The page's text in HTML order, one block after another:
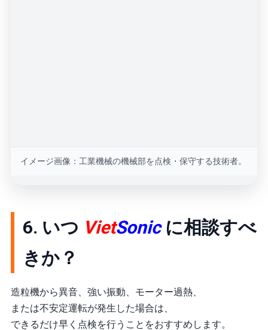
イメージ画像：工業機械の機械部を点検・保守する技術者。
6. いつ VietSonicに相談すべ
きか？
造粒機から異音、強い振動、モーター過熱、
または不安定運転が発生した場合は、
できるだけ早く点検を行うことをおすすめします。